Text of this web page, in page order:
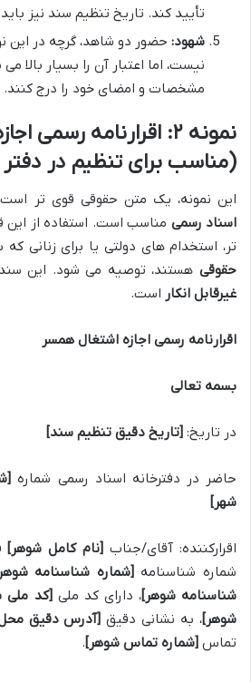
تأیید کند. تاریخ تنظیم سند نیز
شهود: حضور دو شاهد، گرچه در این
نیست، اما اعتبار آن را بسیار بالا
مشخصات و امضای خود را درج کنند.
نمونه ۲: اقرارنامه
(مناسب برای تنظیم در
این نمونه، یک متن حقوقی قوی تر است
اسناد رسمی مناسب است. استفاده از
تر، استخدام های دولتی یا برای زنانی
حقوقی هستند، توصیه می شود. این
غیرقابل انکار است.
اقرارنامه رسمی اجازه اشتغال همسر
بسمه تعالی
در تاریخ: [تاریخ دقیق تنظیم سند]
حاضر در دفترخانه اسناد رسمی شماره
شهر]
اقرارکننده: آقای/جناب [نام کامل شوهر]
شماره شناسنامه [شماره شناسنامه
شناسنامه شوهر]، دارای کد ملی [کد ملی
شوهر]، به نشانی دقیق [آدرس دقیق
تماس [شماره تماس شوهر].